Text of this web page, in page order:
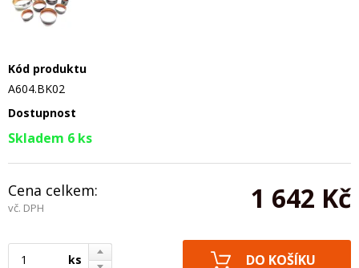
Kód produktu
A604.BK02
Dostupnost
Skladem 6 ks
Cena celkem:
vč. DPH 1 642 Kč
ks